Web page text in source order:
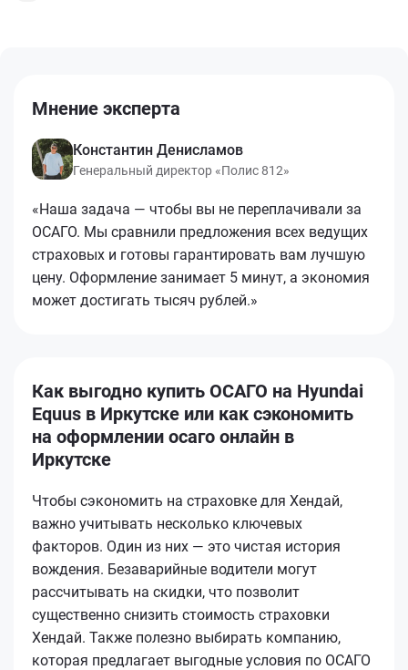
Мнение эксперта
Константин Денисламов
Генеральный директор «Полис 812»
«Наша задача — чтобы вы не переплачивали за
ОСАГО. Мы сравнили предложения всех ведущих
страховых и готовы гарантировать вам лучшую
цену. Оформление занимает 5 минут, а экономия
может достигать тысяч рублей.»
Как выгодно купить ОСАГО на Hyundai
Equus в Иркутске или как сэкономить
на оформлении осаго онлайн в
Иркутске
Чтобы сэкономить на страховке для Хендай,
важно учитывать несколько ключевых
факторов. Один из них — это чистая история
вождения. Безаварийные водители могут
рассчитывать на скидки, что позволит
существенно снизить стоимость страховки
Хендай. Также полезно выбирать компанию,
которая предлагает выгодные условия по ОСАГО